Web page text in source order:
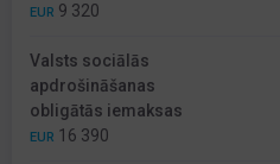
EUR 9 320
Valsts sociālās
apdrošināšanas
obligātās iemaksas
EUR 16 390